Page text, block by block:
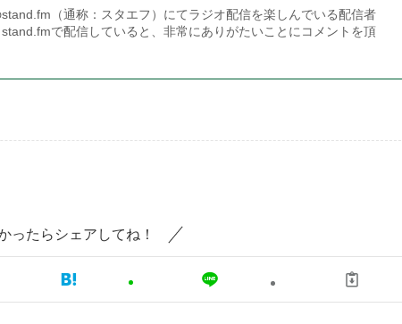
（通称：スタエフ）にてラジオ配信を楽しんでいる配信者
で配信していると、非常にありがたいことにコメントを頂
ったらシェアしてね！